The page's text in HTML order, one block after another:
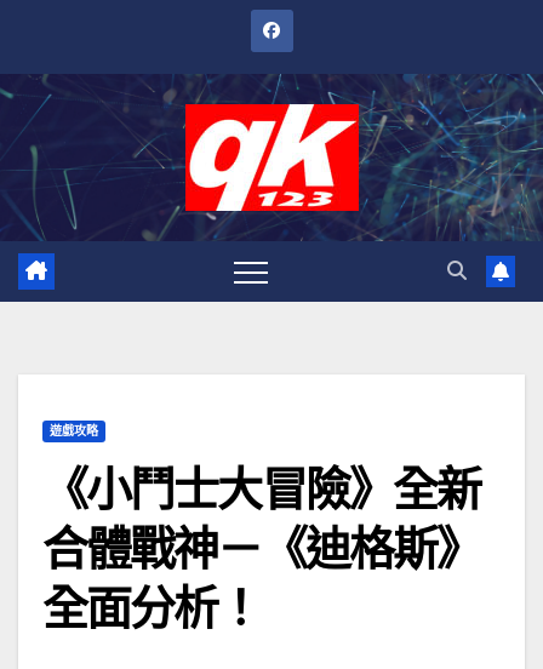
內
遊戲攻略
《小鬥士大冒險》全新
合體戰神－《迪格斯》
全面分析！